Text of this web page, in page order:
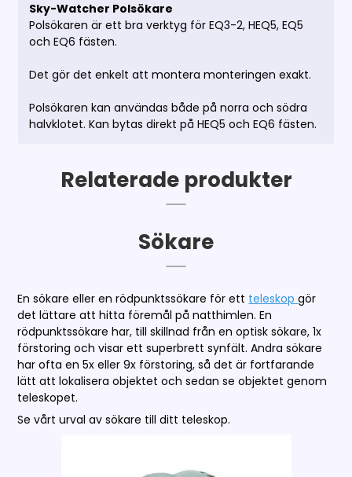
Sky-Watcher Polsökare
Polsökaren är ett bra verktyg för EQ3-2, HEQ5, EQ5
och EQ6 fästen.
Det gör det enkelt att montera monteringen exakt.
Polsökaren kan användas både på norra och södra
halvklotet. Kan bytas direkt på HEQ5 och EQ6 fästen.
Relaterade produkter
Sökare
En sökare eller en rödpunktssökare för ett teleskopgör
det lättare att hitta föremål på natthimlen. En
rödpunktssökare har, till skillnad från en optisk sökare, 1x
förstoring och visar ett superbrett synfält. Andra sökare
har ofta en 5x eller 9x förstoring, så det är fortfarande
lätt att lokalisera objektet och sedan se objektet genom
teleskopet.
Se vårt urval av sökare till ditt teleskop.